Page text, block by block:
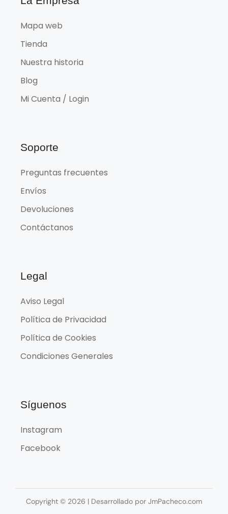
Mapa web
Tienda
Nuestra historia
Blog
Mi Cuenta / Login
Soporte
Preguntas frecuentes
Envíos
Devoluciones
Contáctanos
Legal
Aviso Legal
Política de Privacidad
Política de Cookies
Condiciones Generales
Síguenos
Instagram
Facebook
Copyright © 2026 | Desarrollado por JmPacheco.com